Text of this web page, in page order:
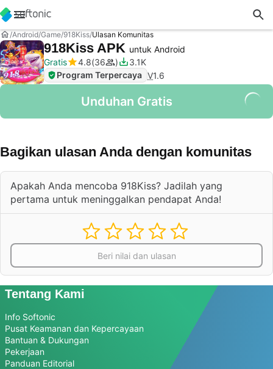
Android Game 918Kiss Ulasan Komunitas
918Kiss APK untuk Android
Gratis
4.8 36
3.1K
Program Terpercaya V1.6
Unduhan Gratis
Bagikan ulasan Anda dengan komunitas
Apakah Anda mencoba 918Kiss? Jadilah yang
pertama untuk meninggalkan pendapat Anda!
Beri nilai dan ulasan
Tentang Kami
Info Softonic
Pusat Keamanan dan Kepercayaan
Bantuan & Dukungan
Pekerjaan
Panduan Editorial